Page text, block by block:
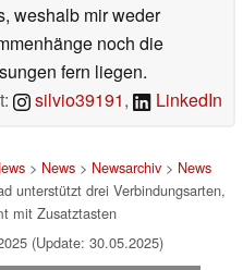
weshalb mir weder
noch die
fern liegen.
silvio39191, LinkedIn
> News> Newsarchiv> News
unterstützt drei Verbindungsarten,
mit Zusatztasten
(Update: 30.05.2025)